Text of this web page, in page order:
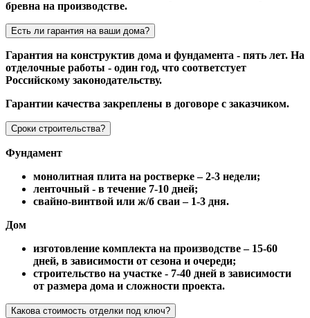
бревна на производстве.
Есть ли гарантия на ваши дома?
Гарантия на конструктив дома и фундамента - пять лет. На
отделочные работы - один год, что соответстует
Российскому законодательству.
Гарантии качества закреплены в договоре с заказчиком.
Сроки строительства?
Фундамент
монолитная плита на ростверке – 2-3 недели;
ленточный - в течение 7-10 дней;
свайно-винтвой или ж/б сваи – 1-3 дня.
Дом
изготовление комплекта на производстве – 15-60
дней, в зависимости от сезона и очереди;
строительство на участке - 7-40 дней в зависимости
от размера дома и сложности проекта.
Какова стоимость отделки под ключ?